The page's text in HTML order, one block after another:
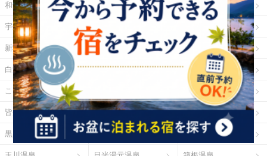
和倉温泉 山中温泉 あわら温泉
宇奈月温泉 下呂温泉 平湯温泉
新穂高温泉 城崎温泉 有馬温泉
白浜温泉 勝浦温泉 道後温泉
こんぴら温泉 玉造温泉
皆生温泉 湯原温泉 別府温泉
黒川温泉 霧島温泉 酸ヶ湯温泉